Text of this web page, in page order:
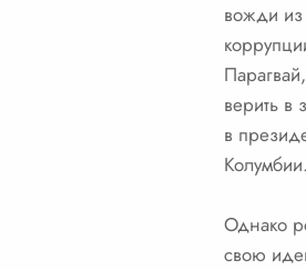
вожди
верить в
в
Однако
свою